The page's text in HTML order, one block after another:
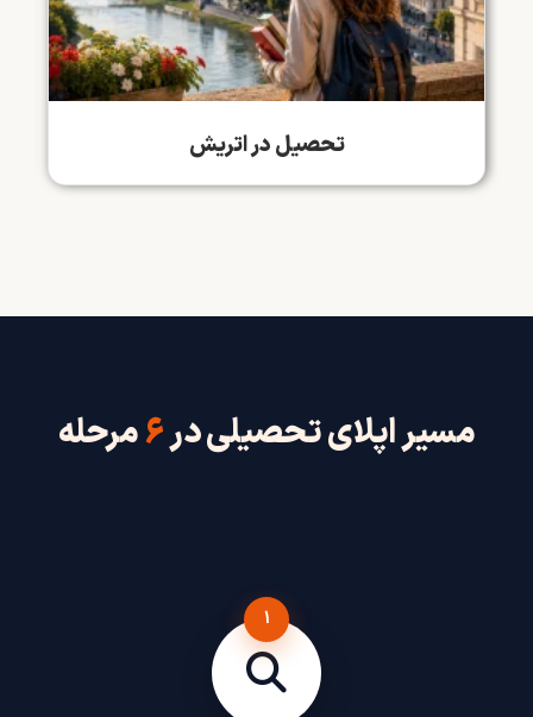
تحصیل در اتریش
مسیر اپلای تحصیلی در۶مرحله
1